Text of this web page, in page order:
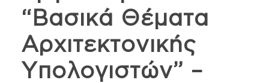
“Βασικά Θέματα
Αρχιτεκτονικής
Υπολογιστών” –